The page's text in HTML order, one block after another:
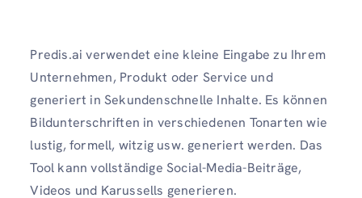
Predis.ai verwendet eine kleine Eingabe zu Ihrem
Unternehmen, Produkt oder Service und
generiert in Sekundenschnelle Inhalte. Es können
Bildunterschriften in verschiedenen Tonarten wie
lustig, formell, witzig usw. generiert werden. Das
Tool kann vollständige Social-Media-Beiträge,
Videos und Karussells generieren.